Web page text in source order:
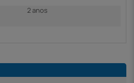
2 anos